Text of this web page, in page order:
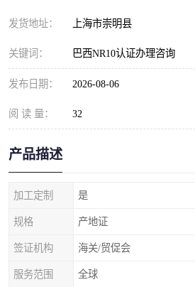
发货地址： 上海市崇明县
关键词： 巴西NR10认证办理咨询
发布日期： 2026-08-06
阅 读 量： 32
产品描述
加工定制 是
规格 产地证
签证机构 海关/贸促会
服务范围 全球